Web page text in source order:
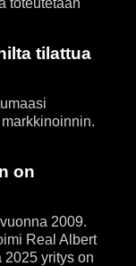
tilattua
on
2009.
Real Albert
2025 yritys on